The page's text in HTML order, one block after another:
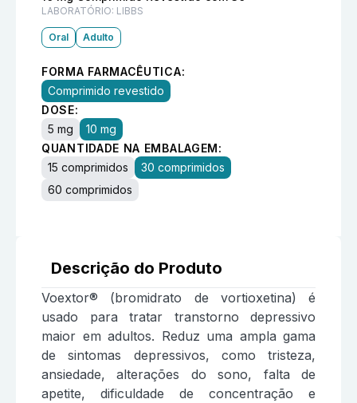
LABORATÓRIO: LIBBS
Oral Adulto
FORMA FARMACÊUTICA:
Comprimido revestido
DOSE:
5 mg
10 mg
QUANTIDADE NA EMBALAGEM:
15 comprimidos
30 comprimidos
60 comprimidos
Descrição do Produto
Voextor® (bromidrato de vortioxetina) é
usado para tratar transtorno depressivo
maior em adultos. Reduz uma ampla gama
de sintomas depressivos, como tristeza,
ansiedade, alterações do sono, falta de
apetite, dificuldade de concentração e